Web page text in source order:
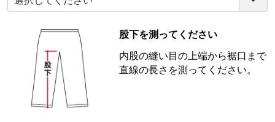
須)
股下を測ってください
内股の縫い目の上端から裾口まで
直線の長さを測ってください。